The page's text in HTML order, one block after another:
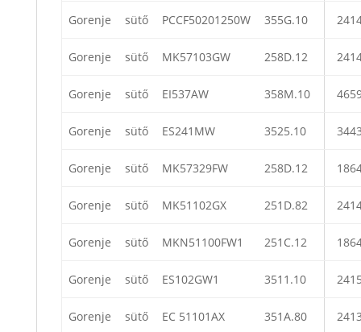
Gorenje sütő PCCF50201250W 355G.10
Gorenje sütő MK57103GW 258D.12
Gorenje sütő EI537AW 358M.10
Gorenje sütő ES241MW 3525.10
Gorenje sütő MK57329FW 258D.12
Gorenje sütő MK51102GX 251D.82
Gorenje sütő MKN51100FW1 251C.12
Gorenje sütő ES102GW1 3511.10
Gorenje sütő EC 51101AX 351A.80